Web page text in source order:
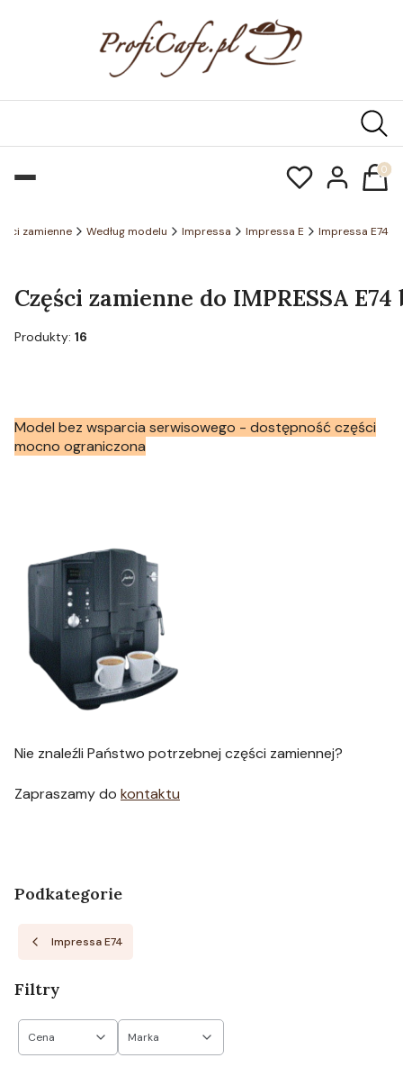
zamienne Według modelu Impressa Impressa E Impressa E74
Części zamienne do IMPRESSA
Produkty: 16
Model bez wsparcia serwisowego - dostępność części
mocno ograniczona
Nie znaleźli Państwo potrzebnej części zamiennej?
Zapraszamy do kontaktu
Podkategorie
Impressa E74
Filtry
Cena Marka